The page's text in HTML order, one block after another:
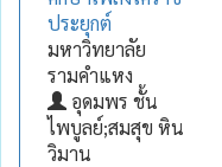
ประยุกต์
มหาวิทยาลัย
รามคำแหง
อุดมพร ชั้น
ไพบูลย์;สมสุข หิน
วิมาน